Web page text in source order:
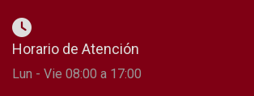
Horario de Atención
Lun - Vie 08:00 a 17:00